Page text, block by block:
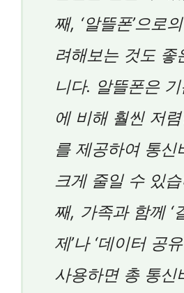
째, ‘알뜰폰’으로
려해보는 것도 좋
니다. 알뜰폰은
에 비해 훨씬 저
를 제공하여 통신
크게 줄일 수 있
째, 가족과 함께 ‘
제’나 ‘데이터 공
사용하면 총 통신